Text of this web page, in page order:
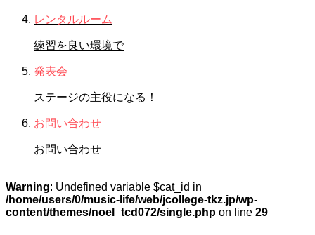
レンタルルーム
練習を良い環境で
発表会
ステージの主役になる！
お問い合わせ
お問い合わせ
Warning: Undefined variable $cat_id in
/home/users/0/music-life/web/jcollege-tkz.jp/wp-
content/themes/noel_tcd072/single.php on line 29